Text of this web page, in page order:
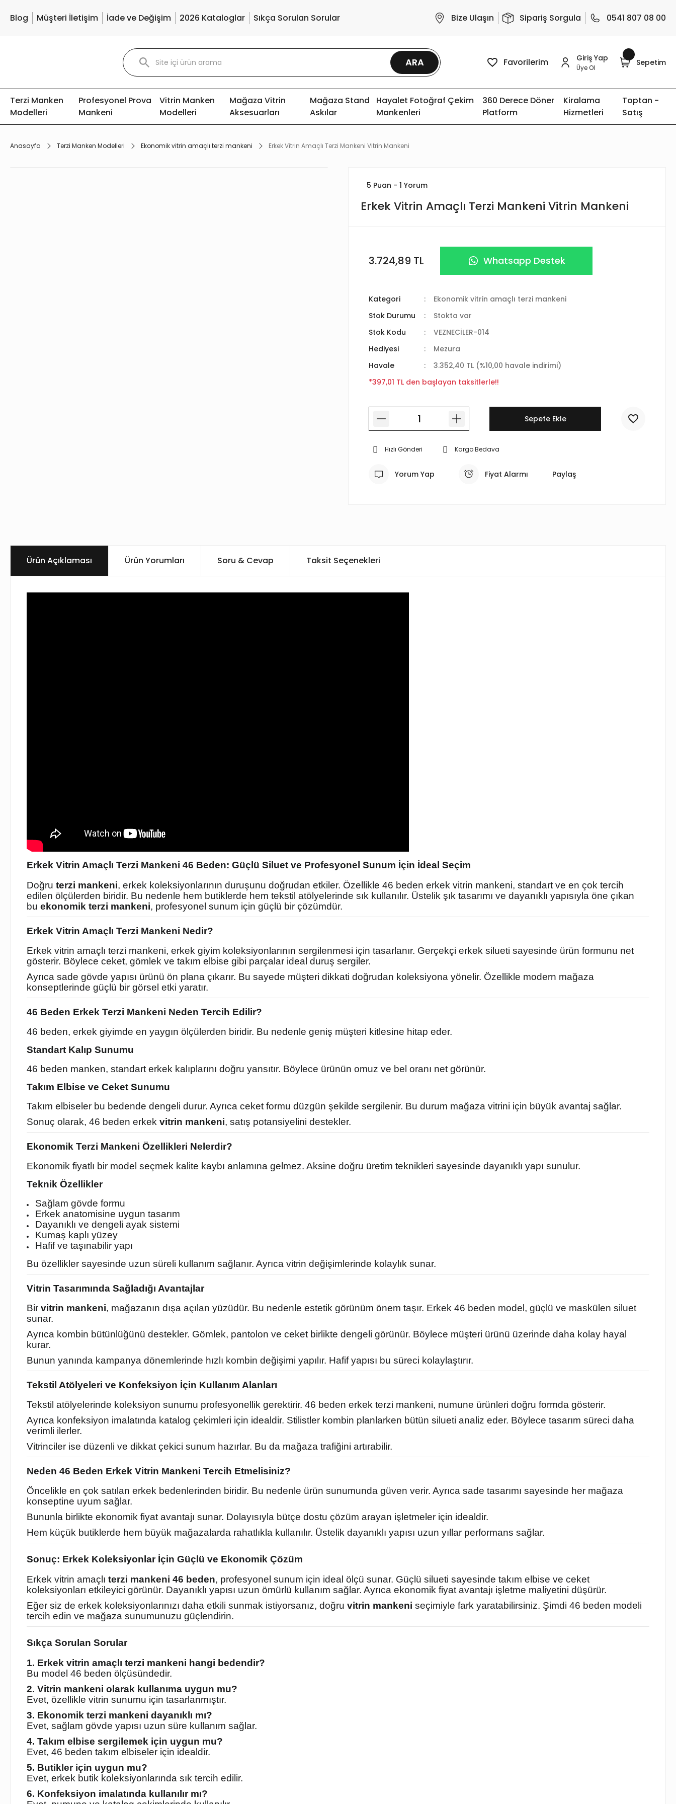
Blog Müşteri İletişim İade ve Değişim 2026 Kataloglar Sıkça Sorulan Sorular Bize Ulaşın Sipariş Sorgula 0541 807 08 00
ARA Favorilerim Giriş Yap
Üye Ol
Sepetim
Terzi Manken
Modelleri
Profesyonel Prova
Mankeni
Vitrin Manken
Modelleri
Mağaza Vitrin
Aksesuarları
Mağaza Stand
Askılar
Hayalet Fotoğraf Çekim
Mankenleri
360 Derece Döner
Platform
Kiralama
Hizmetleri
Toptan -
Satış
Anasayfa Terzi Manken Modelleri Ekonomik vitrin amaçlı terzi mankeni Erkek Vitrin Amaçlı Terzi Mankeni Vitrin Mankeni
5 Puan - 1 Yorum
Erkek Vitrin Amaçlı Terzi Mankeni Vitrin Mankeni
3.724,89 TL Whatsapp Destek
Kategori
Ekonomik vitrin amaçlı terzi mankeni
Stok Durumu
Stokta var
Stok Kodu
VEZNECİLER-014
Hediyesi
Mezura
Havale
3.352,40 TL (%10,00 havale indirimi)
*397,01 TL den başlayan taksitlerle!!
Sepete Ekle
Hızlı Gönderi Kargo Bedava
Yorum Yap Fiyat Alarmı Paylaş
Ürün Açıklaması Ürün Yorumları Soru & Cevap Taksit Seçenekleri
Erkek Vitrin Amaçlı Terzi Mankeni 46 Beden: Güçlü Siluet ve Profesyonel Sunum İçin İdeal Seçim
Doğru terzi mankeni, erkek koleksiyonlarının duruşunu doğrudan etkiler. Özellikle 46 beden erkek vitrin mankeni, standart ve en çok tercih
edilen ölçülerden biridir. Bu nedenle hem butiklerde hem tekstil atölyelerinde sık kullanılır. Üstelik şık tasarımı ve dayanıklı yapısıyla öne çıkan
bu ekonomik terzi mankeni, profesyonel sunum için güçlü bir çözümdür.
Erkek Vitrin Amaçlı Terzi Mankeni Nedir?
Erkek vitrin amaçlı terzi mankeni, erkek giyim koleksiyonlarının sergilenmesi için tasarlanır. Gerçekçi erkek silueti sayesinde ürün formunu net
gösterir. Böylece ceket, gömlek ve takım elbise gibi parçalar ideal duruş sergiler.
Ayrıca sade gövde yapısı ürünü ön plana çıkarır. Bu sayede müşteri dikkati doğrudan koleksiyona yönelir. Özellikle modern mağaza
konseptlerinde güçlü bir görsel etki yaratır.
46 Beden Erkek Terzi Mankeni Neden Tercih Edilir?
46 beden, erkek giyimde en yaygın ölçülerden biridir. Bu nedenle geniş müşteri kitlesine hitap eder.
Standart Kalıp Sunumu
46 beden manken, standart erkek kalıplarını doğru yansıtır. Böylece ürünün omuz ve bel oranı net görünür.
Takım Elbise ve Ceket Sunumu
Takım elbiseler bu bedende dengeli durur. Ayrıca ceket formu düzgün şekilde sergilenir. Bu durum mağaza vitrini için büyük avantaj sağlar.
Sonuç olarak, 46 beden erkek vitrin mankeni, satış potansiyelini destekler.
Ekonomik Terzi Mankeni Özellikleri Nelerdir?
Ekonomik fiyatlı bir model seçmek kalite kaybı anlamına gelmez. Aksine doğru üretim teknikleri sayesinde dayanıklı yapı sunulur.
Teknik Özellikler
Sağlam gövde formu
Erkek anatomisine uygun tasarım
Dayanıklı ve dengeli ayak sistemi
Kumaş kaplı yüzey
Hafif ve taşınabilir yapı
Bu özellikler sayesinde uzun süreli kullanım sağlanır. Ayrıca vitrin değişimlerinde kolaylık sunar.
Vitrin Tasarımında Sağladığı Avantajlar
Bir vitrin mankeni, mağazanın dışa açılan yüzüdür. Bu nedenle estetik görünüm önem taşır. Erkek 46 beden model, güçlü ve maskülen siluet
sunar.
Ayrıca kombin bütünlüğünü destekler. Gömlek, pantolon ve ceket birlikte dengeli görünür. Böylece müşteri ürünü üzerinde daha kolay hayal
kurar.
Bunun yanında kampanya dönemlerinde hızlı kombin değişimi yapılır. Hafif yapısı bu süreci kolaylaştırır.
Tekstil Atölyeleri ve Konfeksiyon İçin Kullanım Alanları
Tekstil atölyelerinde koleksiyon sunumu profesyonellik gerektirir. 46 beden erkek terzi mankeni, numune ürünleri doğru formda gösterir.
Ayrıca konfeksiyon imalatında katalog çekimleri için idealdir. Stilistler kombin planlarken bütün silueti analiz eder. Böylece tasarım süreci daha
verimli ilerler.
Vitrinciler ise düzenli ve dikkat çekici sunum hazırlar. Bu da mağaza trafiğini artırabilir.
Neden 46 Beden Erkek Vitrin Mankeni Tercih Etmelisiniz?
Öncelikle en çok satılan erkek bedenlerinden biridir. Bu nedenle ürün sunumunda güven verir. Ayrıca sade tasarımı sayesinde her mağaza
konseptine uyum sağlar.
Bununla birlikte ekonomik fiyat avantajı sunar. Dolayısıyla bütçe dostu çözüm arayan işletmeler için idealdir.
Hem küçük butiklerde hem büyük mağazalarda rahatlıkla kullanılır. Üstelik dayanıklı yapısı uzun yıllar performans sağlar.
Sonuç: Erkek Koleksiyonlar İçin Güçlü ve Ekonomik Çözüm
Erkek vitrin amaçlı terzi mankeni 46 beden, profesyonel sunum için ideal ölçü sunar. Güçlü silueti sayesinde takım elbise ve ceket
koleksiyonları etkileyici görünür. Dayanıklı yapısı uzun ömürlü kullanım sağlar. Ayrıca ekonomik fiyat avantajı işletme maliyetini düşürür.
Eğer siz de erkek koleksiyonlarınızı daha etkili sunmak istiyorsanız, doğru vitrin mankeni seçimiyle fark yaratabilirsiniz. Şimdi 46 beden modeli
tercih edin ve mağaza sunumunuzu güçlendirin.
Sıkça Sorulan Sorular
1. Erkek vitrin amaçlı terzi mankeni hangi bedendir?
Bu model 46 beden ölçüsündedir.
2. Vitrin mankeni olarak kullanıma uygun mu?
Evet, özellikle vitrin sunumu için tasarlanmıştır.
3. Ekonomik terzi mankeni dayanıklı mı?
Evet, sağlam gövde yapısı uzun süre kullanım sağlar.
4. Takım elbise sergilemek için uygun mu?
Evet, 46 beden takım elbiseler için idealdir.
5. Butikler için uygun mu?
Evet, erkek butik koleksiyonlarında sık tercih edilir.
6. Konfeksiyon imalatında kullanılır mı?